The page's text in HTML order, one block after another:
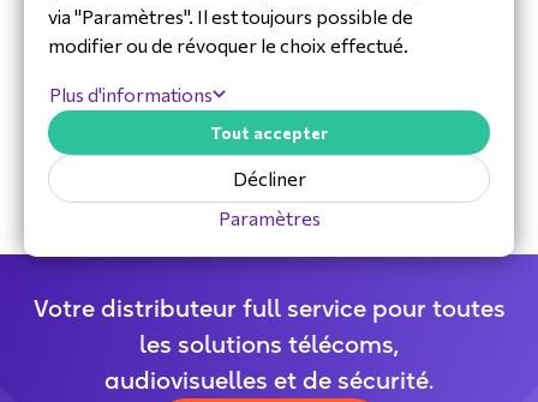
30 ans d'expérience dans l'industrie
Équipe de service et d’assistance
dédiée
Distributeur spécialisé
Votre distributeur full service pour toutes
les solutions télécoms,
audiovisuelles et de sécurité.
via "Paramètres". Il est toujours possible de
modifier ou de révoquer le choix effectué.
Plus d'informations
Paramètres
Décliner
Tout accepter